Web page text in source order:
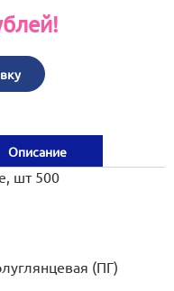
Описание
шт 500
(ПГ)